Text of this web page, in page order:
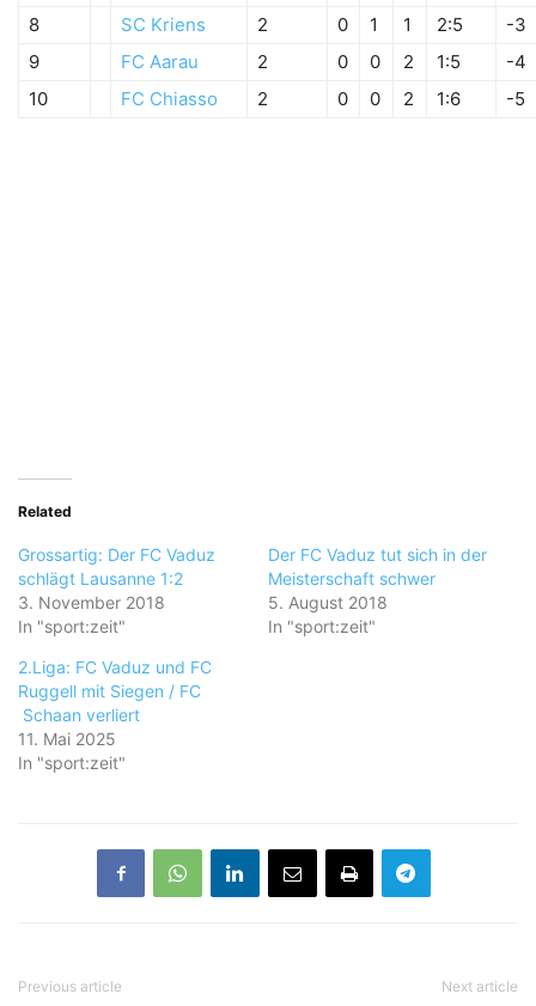
8 SC Kriens 2 0 1 1 2:5
-3
9
FC Aarau 2 0 0 2 1:5
-4
10
FC Chiasso 2 0 0 2 1:6 -5
Related
Grossartig: Der FC Vaduz
schlägt Lausanne 1:2
3. November 2018
In "sport:zeit"
Der FC Vaduz tut sich in der
Meisterschaft schwer
5. August 2018
In "sport:zeit"
2.Liga: FC Vaduz und FC
Ruggell mit Siegen / FC
Schaan verliert
11. Mai 2025
In "sport:zeit"
Previous article Next article